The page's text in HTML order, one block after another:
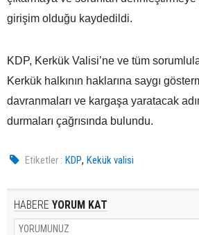
girişim olduğu kaydedildi.
KDP, Kerkük Valisi’ne ve tüm
Kerkük halkının haklarına saygı
davranmaları ve kargaşa yaratacak
durmaları çağrısında bulundu.
Etiketler : KDP,Kekük valisi
HABERE YORUM KAT